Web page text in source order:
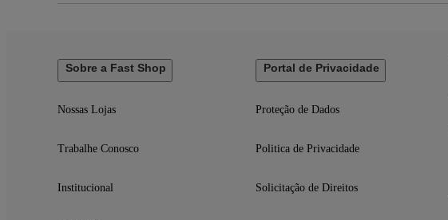
Sobre a Fast Shop
Nossas Lojas
Trabalhe Conosco
Institucional
Portal de Privacidade
Proteção de Dados
Politica de Privacidade
Solicitação de Direitos